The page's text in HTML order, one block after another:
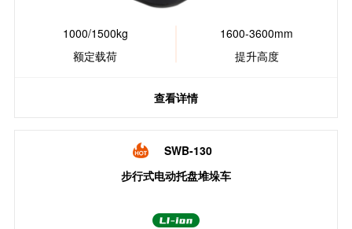
1000/1500kg
额定载荷
1600-3600mm
提升高度
查看详情
SWB-130
步行式电动托盘堆垛车